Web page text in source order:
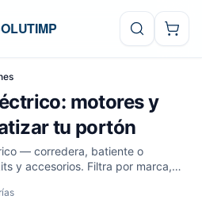
motores y
tu portón
— corredera, batiente o
y accesorios. Filtra por marca,